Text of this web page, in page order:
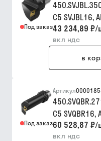
Под заказ
C5 SVJBL16,
43 234,89 ₽/
вкл ндс
в
Под заказ
Артикул
C5 SVQBR16,
60 528,87 ₽/
вкл ндс